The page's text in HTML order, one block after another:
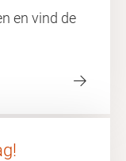
en vind de